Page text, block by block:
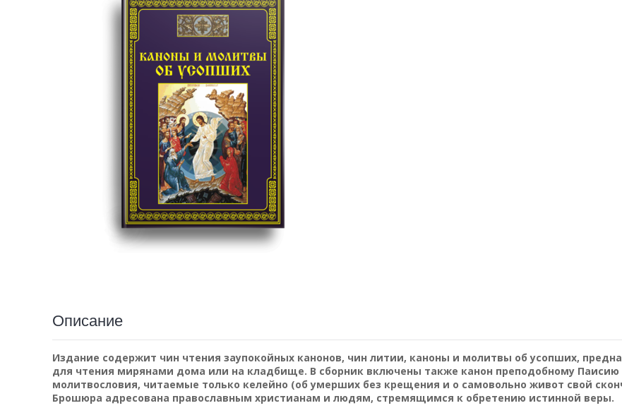
Описание
Издание содержит чин чтения заупокойных канонов, чин литии, каноны и молитвы об усопших,
для чтения мирянами дома или на кладбище. В сборник включены также канон преподобному Паисию
молитвословия, читаемые только келейно (об умерших без крещения и о самовольно живот свой
Брошюра адресована православным христианам и людям, стремящимся к обретению истинной веры.